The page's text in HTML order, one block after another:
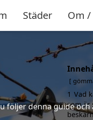
Städer Om
följer denna guide
1 Vad
som är